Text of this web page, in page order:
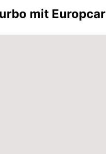
mit Europcar